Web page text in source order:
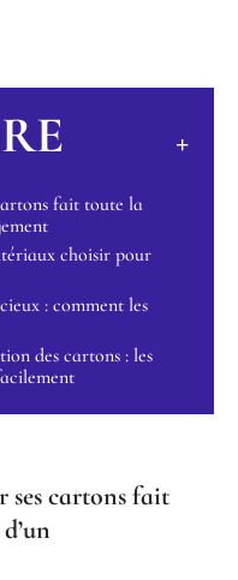
fait toute la
choisir pour
: comment les
des cartons : les
ses cartons fait